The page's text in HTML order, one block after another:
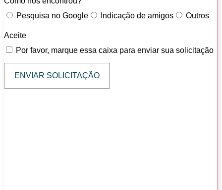
Pesquisa no Google
Indicação de amigos Outros
Aceite
Por favor, marque essa caixa para enviar sua solicitação
ENVIAR SOLICITAÇÃO